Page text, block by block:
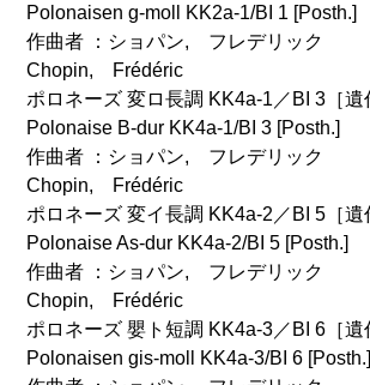
Polonaisen g-moll KK2a-1/BI 1 [Posth.]
作曲者 ：ショパン, フレデリック
Chopin, Frédéric
ポロネーズ 変ロ長調 KK4a-1／BI 3［遺
Polonaise B-dur KK4a-1/BI 3 [Posth.]
作曲者 ：ショパン, フレデリック
Chopin, Frédéric
ポロネーズ 変イ長調 KK4a-2／BI 5［遺
Polonaise As-dur KK4a-2/BI 5 [Posth.]
作曲者 ：ショパン, フレデリック
Chopin, Frédéric
ポロネーズ 嬰ト短調 KK4a-3／BI 6［遺
Polonaisen gis-moll KK4a-3/BI 6 [Posth.]